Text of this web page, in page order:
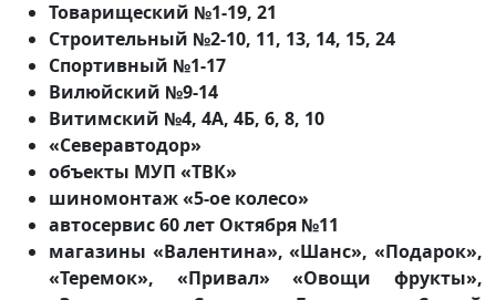
Товарищеский №1-19, 21
Строительный №2-10, 11, 13, 14, 15, 24
Спортивный №1-17
Вилюйский №9-14
Витимский №4, 4А, 4Б, 6, 8, 10
«Северавтодор»
объекты МУП «ТВК»
шиномонтаж «5-ое колесо»
автосервис 60 лет Октября №11
магазины «Валентина», «Шанс», «Подарок»,
«Теремок», «Привал» «Овощи фрукты»,